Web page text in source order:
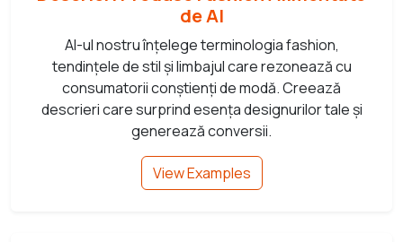
de AI
AI-ul nostru înțelege terminologia fashion,
tendințele de stil și limbajul care rezonează cu
consumatorii conștienți de modă. Creează
descrieri care surprind esența designurilor tale și
generează conversii.
View Examples